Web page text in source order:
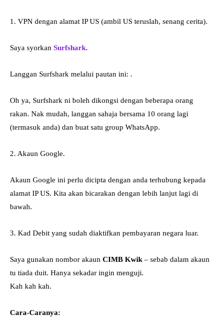
1. VPN dengan alamat IP US (ambil US teruslah, senang cerita).
Saya syorkan Surfshark.
Langgan Surfshark melalui pautan ini: .
Oh ya, Surfshark ni boleh dikongsi dengan beberapa orang
rakan. Nak mudah, langgan sahaja bersama 10 orang lagi
(termasuk anda) dan buat satu group WhatsApp.
2. Akaun Google.
Akaun Google ini perlu dicipta dengan anda terhubung kepada
alamat IP US. Kita akan bicarakan dengan lebih lanjut lagi di
bawah.
3. Kad Debit yang sudah diaktifkan pembayaran negara luar.
Saya gunakan nombor akaun CIMB Kwik – sebab dalam akaun
tu tiada duit. Hanya sekadar ingin menguji.
Kah kah kah.
Cara-Caranya: